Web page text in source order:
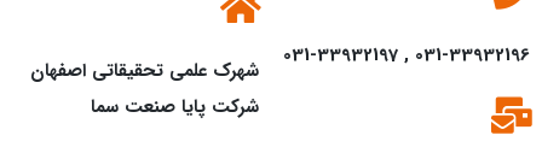
031-33932196 , 031-33932197
شهرک علمی تحقیقاتی اصفهان
شرکت پایا صنعت سما